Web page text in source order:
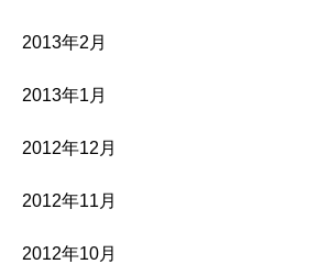
2013年2月
2013年1月
2012年12月
2012年11月
2012年10月